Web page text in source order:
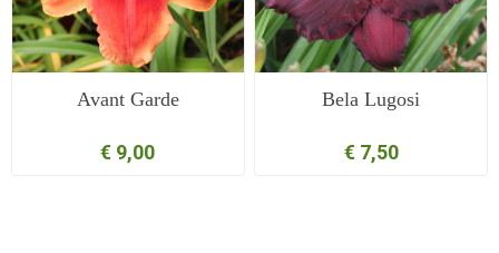
Avant Garde
€ 9,00
Bela Lugosi
€ 7,50